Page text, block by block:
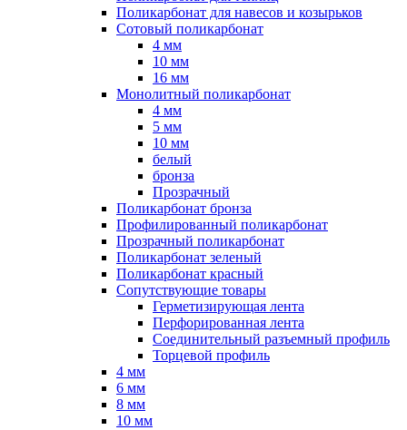
Поликарбонат для навесов и козырьков
Сотовый поликарбонат
4 мм
10 мм
16 мм
Монолитный поликарбонат
4 мм
5 мм
10 мм
белый
бронза
Прозрачный
Поликарбонат бронза
Профилированный поликарбонат
Прозрачный поликарбонат
Поликарбонат зеленый
Поликарбонат красный
Сопутствующие товары
Герметизирующая лента
Перфорированная лента
Соединительный разъемный профиль
Торцевой профиль
4 мм
6 мм
8 мм
10 мм